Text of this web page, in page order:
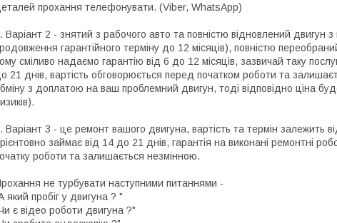
прохання телефонувати. (Viber, WhatsApp)
Варіант 2 - знятий з рабочого авто та повністю відновлений двигун з
гарантійного терміну до 12 місяців), повністю
сміливо надаємо гарантію від 6 до 12 місяців, зазвичай таку
21 днів, вартість обговорюється перед початком роботи та
з доплатою на ваш проблемний двигун, тоді відповідно ціна
Варіант 3 - це ремонт вашого двигуна, вартість та термін залежить
займає від 14 до 21 днів, гарантія на виконані ремонтні
роботи та залишається незмінною.
не турбувати наступними питаннями -
який пробіг у двигуна ? "
є відео роботи двигуна ?"